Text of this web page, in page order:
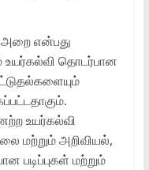
அறை என்பது
உயர்கல்வி தொடர்பான
உயர்கல்வி
மற்றும் அறிவியல்,
படிப்புகள் மற்றும்